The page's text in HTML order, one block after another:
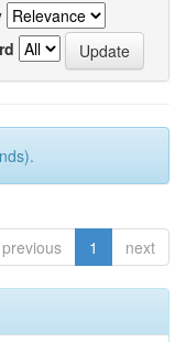
previous 1 next